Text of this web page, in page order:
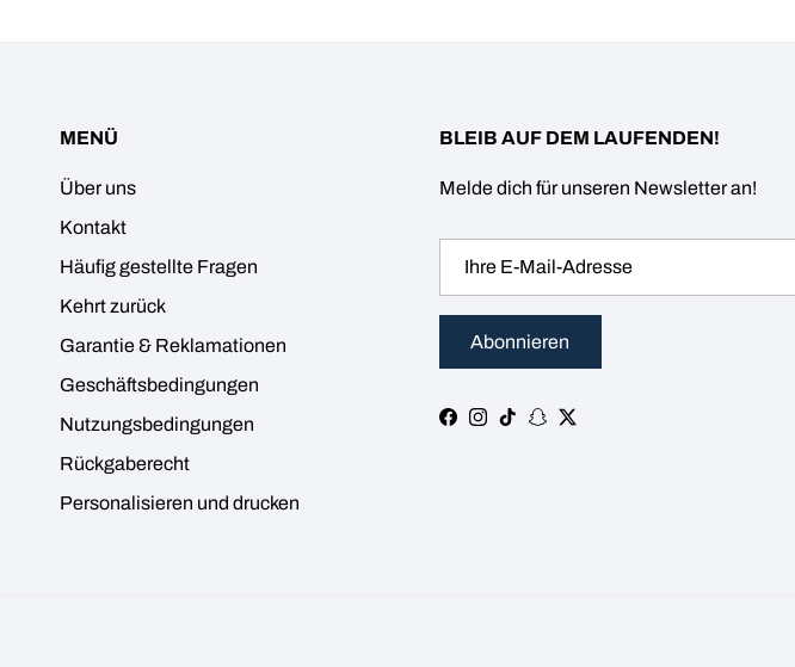
MENÜ
Über uns
Kontakt
Häufig gestellte Fragen
Kehrt zurück
Garantie & Reklamationen
Geschäftsbedingungen
Nutzungsbedingungen
Rückgaberecht
Personalisieren und drucken
BLEIB AUF DEM LAUFENDEN!
Melde dich für unseren Newsletter an!
Abonnieren
Facebook
Instagram
TikTokSnapchat
Twitter